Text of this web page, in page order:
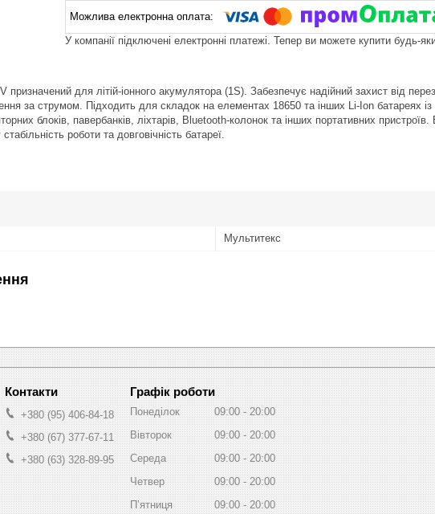
У компанії підключені електронні платежі. Тепер ви можете купити будь-
для літій-іонного акумулятора (1S). Забезпечує надійний захист від
за струмом. Підходить для складок на елементах 18650 та інших Li-Ion батареях
блоків, павербанків, ліхтарів, Bluetooth-колонок та інших портативних
роботи та довговічність батареї.
Мультитекс
+380 (95) 406-84-18
+380 (67) 377-67-11
+380 (63) 328-89-95
Графік роботи
Понеділок 09:00
20:00
Вівторок
09:00
20:00
Середа
09:00
20:00
Четвер
09:00
20:00
Пʼятниця
09:00 20:00